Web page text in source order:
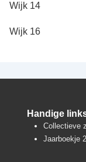
Wijk 14
Wijk 16
Handige
Collectieve
Jaarboekje